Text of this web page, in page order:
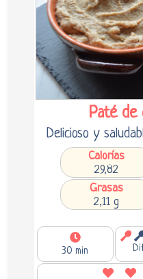
Paté de
Delicioso y
Calorías
29,82
Grasas
2,11 g
30 min